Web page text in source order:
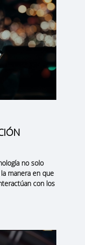
no solo
manera en que
con los